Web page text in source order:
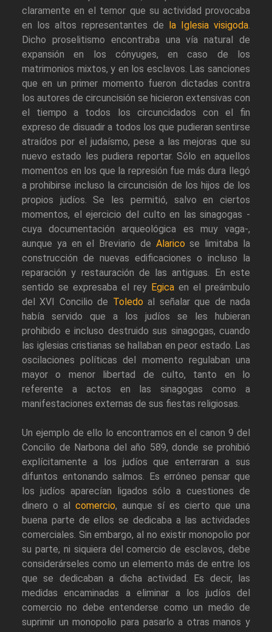
claramente en el temor que su actividad provocaba
en los altos representantes de
la Iglesia visigoda.
Dicho proselitismo encontraba una vía natural de
expansión en los cónyuges, en caso de los
matrimonios mixtos, y en los esclavos. Las sanciones
que en un primer momento fueron dictadas contra
los autores de circuncisión se hicieron extensivas con
el tiempo a todos los circuncidados con el fin
expreso de disuadir a todos los que pudieran sentirse
atraídos por el judaísmo, pese a las mejoras que su
nuevo estado les pudiera reportar. Sólo en aquellos
momentos en los que la represión fue más dura llegó
a prohibirse incluso la circuncisión de los hijos de los
propios judíos. Se les permitió, salvo en ciertos
momentos, el ejercicio del culto en las sinagogas -
cuya documentación arqueológica es muy vaga-,
aunque ya en el Breviario de Alarico se limitaba la
construcción de nuevas edificaciones o incluso la
reparación y restauración de las antiguas. En este
sentido se expresaba el rey Egica en el preámbulo
del XVI Concilio de Toledo al señalar que de nada
había servido que a los judíos se les hubieran
prohibido e incluso destruido sus sinagogas, cuando
las iglesias cristianas se hallaban en peor estado. Las
oscilaciones políticas del momento regulaban una
mayor o menor libertad de culto, tanto en lo
referente a actos en las sinagogas como a
manifestaciones externas de sus fiestas religiosas.
Un ejemplo de ello lo encontramos en el canon 9 del
Concilio de Narbona del año 589, donde se prohibió
explícitamente a los judíos que enterraran a sus
difuntos entonando salmos. Es erróneo pensar que
los judíos aparecían ligados sólo a cuestiones de
dinero o al comercio, aunque sí es cierto que una
buena parte de ellos se dedicaba a las actividades
comerciales. Sin embargo, al no existir monopolio por
su parte, ni siquiera del comercio de esclavos, debe
considerárseles como un elemento más de entre los
que se dedicaban a dicha actividad. Es decir, las
medidas encaminadas a eliminar a los judíos del
comercio no debe entenderse como un medio de
suprimir un monopolio para pasarlo a otras manos y